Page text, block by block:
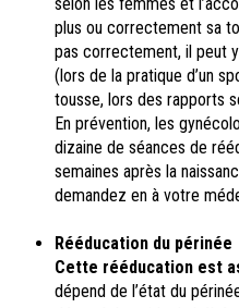
plus ou correctement sa
pas correctement, il peut
(lors de la pratique d’un
tousse, lors des rapports
En prévention, les
dizaine de séances de
semaines après la
demandez en à votre
Rééducation du périnée
Cette rééducation est
dépend de l’état du